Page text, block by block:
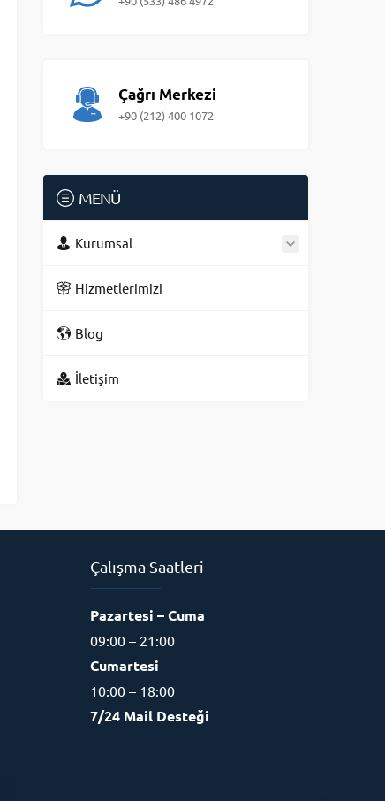
Çağrı Merkezi
+90 (212) 400 1072
MENÜ
Kurumsal
Hizmetlerimizi
Blog
İletişim
Çalışma Saatleri
Pazartesi – Cuma
09:00 – 21:00
Cumartesi
10:00 – 18:00
7/24 Mail Desteği
Müşteri Destek Uzmanı